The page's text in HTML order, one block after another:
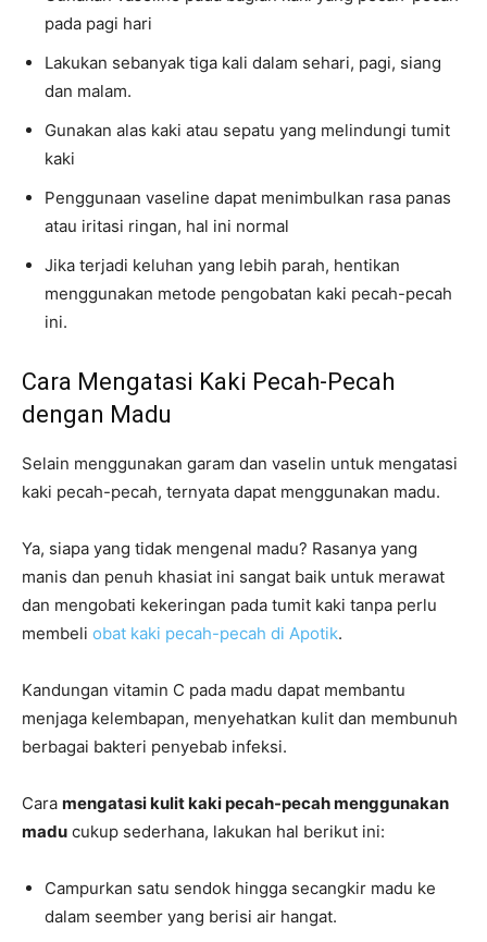
pada pagi hari
Lakukan sebanyak tiga kali dalam sehari, pagi, siang
dan malam.
Gunakan alas kaki atau sepatu yang melindungi tumit
kaki
Penggunaan vaseline dapat menimbulkan rasa panas
atau iritasi ringan, hal ini normal
Jika terjadi keluhan yang lebih parah, hentikan
menggunakan metode pengobatan kaki pecah-pecah
ini.
Cara Mengatasi Kaki Pecah-Pecah
dengan Madu
Selain menggunakan garam dan vaselin untuk mengatasi
kaki pecah-pecah, ternyata dapat menggunakan madu.
Ya, siapa yang tidak mengenal madu? Rasanya yang
manis dan penuh khasiat ini sangat baik untuk merawat
dan mengobati kekeringan pada tumit kaki tanpa perlu
membeli obat kaki pecah-pecah di Apotik.
Kandungan vitamin C pada madu dapat membantu
menjaga kelembapan, menyehatkan kulit dan membunuh
berbagai bakteri penyebab infeksi.
Cara mengatasi kulit kaki pecah-pecah menggunakan
madu cukup sederhana, lakukan hal berikut ini:
Campurkan satu sendok hingga secangkir madu ke
dalam seember yang berisi air hangat.